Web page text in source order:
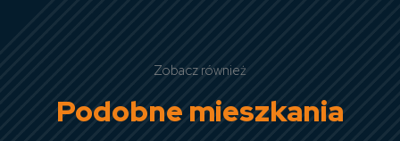
Zobacz również
Podobne mieszkania